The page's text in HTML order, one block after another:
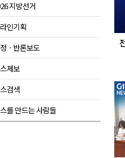
지방선거
인기획
ㆍ반론보도
제보
검색
를 만드는 사람들